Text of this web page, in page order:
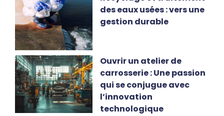
des eaux usées : vers une
gestion durable
Ouvrir un atelier de
carrosserie : Une passion
qui se conjugue avec
l’innovation
technologique